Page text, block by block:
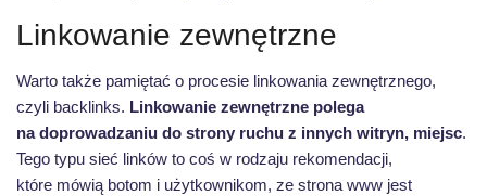
Linkowanie zewnętrzne
Warto także pamiętać o procesie linkowania zewnętrznego,
czyli backlinks. Linkowanie zewnętrzne polega
na doprowadzaniu do strony ruchu z innych witryn, miejsc.
Tego typu sieć linków to coś w rodzaju rekomendacji,
które mówią botom i użytkownikom, ze strona www jest